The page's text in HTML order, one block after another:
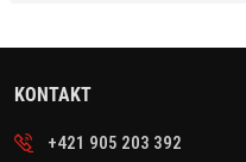
KONTAKT
+421 905 203 392